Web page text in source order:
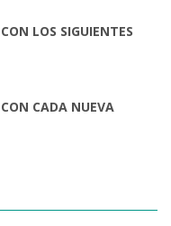
LOS SIGUIENTES
CADA NUEVA